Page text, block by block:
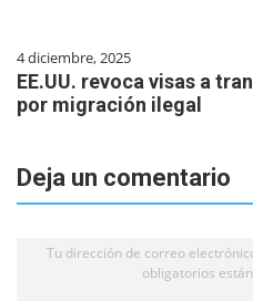
4 diciembre, 2025
EE.UU. revoca visas a
por migración ilegal
Deja un comentario
Tu dirección de correo
obligatorios